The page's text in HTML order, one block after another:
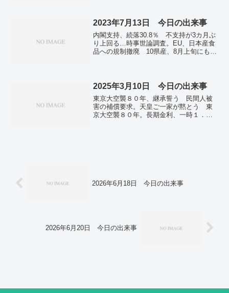
げ アサヒ飲料。台湾統一は「歴史的任
典で演説。頼総統、統一圧力を拒否
「中国の台湾にならない」。
2023年7月13日 今日の出来事
内閣支持、続落30.8％ 不支持が3カ月ぶ
り上回る…時事世論調査。EU、日本産食
品への規制撤廃 10県産、8月上旬にも。
ん死去 タレント、27歳。
2025年3月10日 今日の出来事
東京大空襲８０年、継承誓う 民間人被
害の補償要求。天皇ご一家が黙とう 東
京大空襲８０年。長期金利、一時１．５
2026年6月18日 今日の出来事
2026年6月20日 今日の出来事